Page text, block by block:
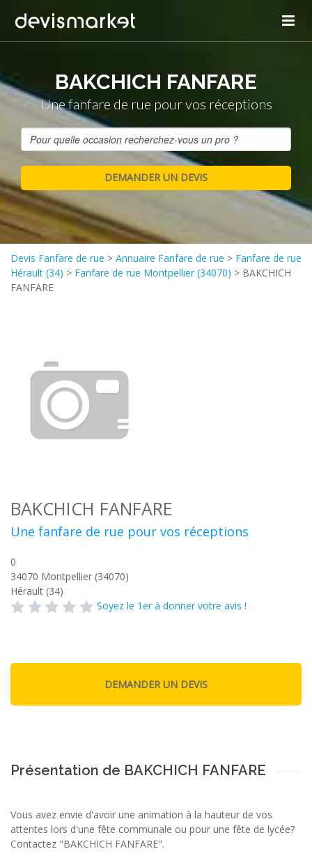
BAKCHICH FANFARE
Une fanfare de rue pour vos réceptions
Devis Fanfare de rue > Annuaire Fanfare de rue > Fanfare de rue
Hérault (34) > Fanfare de rue Montpellier (34070) > BAKCHICH
FANFARE
BAKCHICH FANFARE
Une fanfare de rue pour vos réceptions
0
34070 Montpellier (34070)
Hérault (34)
Soyez le 1er à donner votre avis !
Présentation de BAKCHICH FANFARE
Vous avez envie d'avoir une animation à la hauteur de vos
attentes lors d'une fête communale ou pour une fête de lycée?
Contactez "BAKCHICH FANFARE".